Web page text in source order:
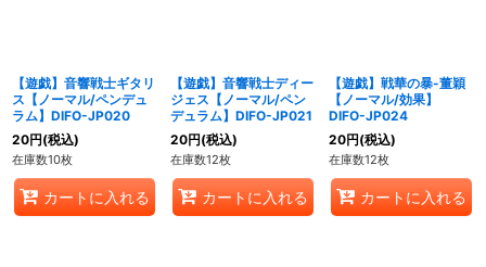
【遊戯】音響戦士ギタリ
ス【ノーマル/ペンデュ
ラム】DIFO-JP020
20円(税込)
在庫数10枚
カートに入れる
【遊戯】音響戦士ディー
ジェス【ノーマル/ペン
デュラム】DIFO-JP021
20円(税込)
在庫数12枚
カートに入れる
【遊戯】戦華の暴-董穎
【ノーマル/効果】
DIFO-JP024
20円(税込)
在庫数12枚
カートに入れる